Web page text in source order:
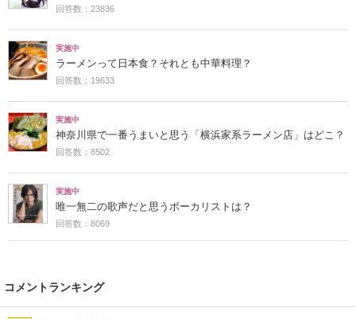
回答数：23836
実施中
ラーメンって日本食？それとも中華料理？
回答数：19633
実施中
神奈川県で一番うまいと思う「横浜家系ラーメン店」はどこ？
回答数：8502
実施中
唯一無二の歌声だと思うボーカリストは？
回答数：8069
コメントランキング